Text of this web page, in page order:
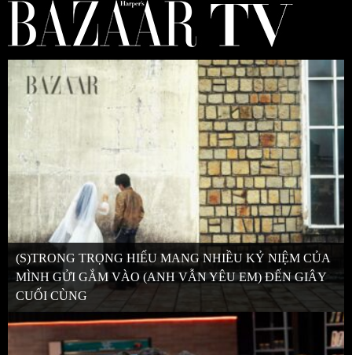
(S)TRONG TRỌNG HIẾU MANG NHIỀU KỶ NIỆM CỦA
MÌNH GỬI GẮM VÀO (ANH VẪN YÊU EM) ĐẾN GIÂY
CUỐI CÙNG